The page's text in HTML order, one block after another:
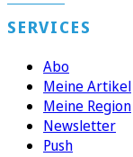
SERVICES
Abo
Meine Artikel
Meine Region
Newsletter
Push